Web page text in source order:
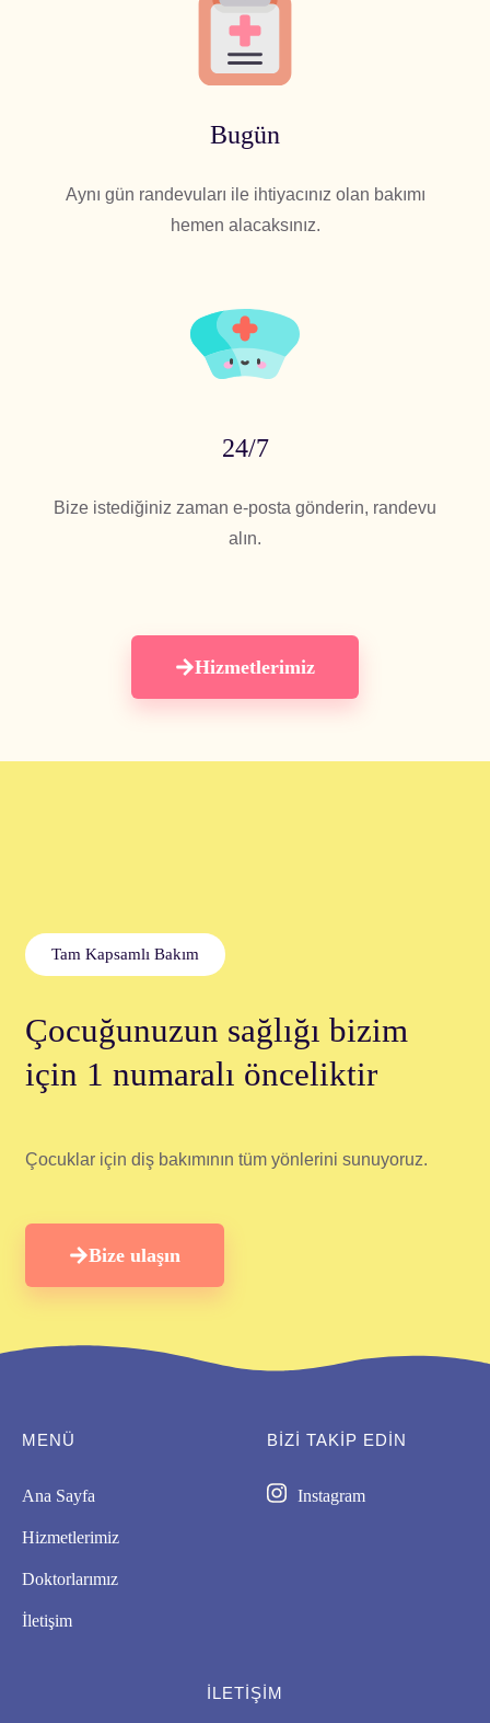
Bugün
Aynı gün randevuları ile ihtiyacınız olan bakımı
hemen alacaksınız.
24/7
Bize istediğiniz zaman e-posta gönderin, randevu
alın.
Hizmetlerimiz
Tam Kapsamlı Bakım
Çocuğunuzun sağlığı bizim
için 1 numaralı önceliktir
Çocuklar için diş bakımının tüm yönlerini sunuyoruz.
Bize ulaşın
MENÜ
Ana Sayfa
Hizmetlerimiz
Doktorlarımız
İletişim
BIZI TAKİP EDİN
Instagram
İLETIŞIM